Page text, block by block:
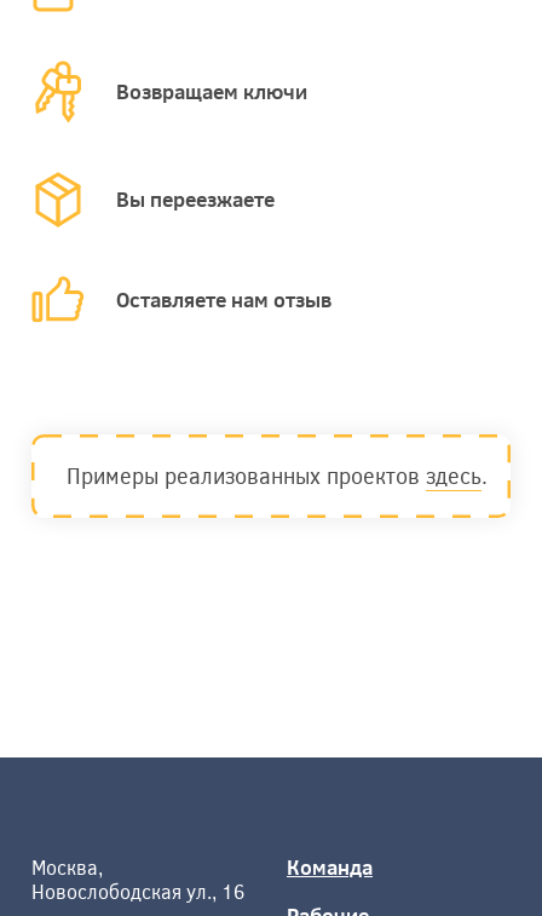
Возвращаем ключи
Вы переезжаете
Оставляете нам отзыв
Примеры реализованных проектовздесь.
Москва,
Новослободская ул., 16
Команда